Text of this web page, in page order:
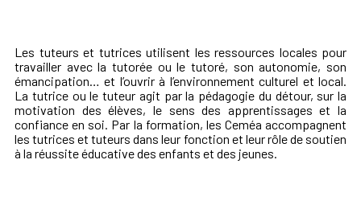
Les tuteurs et tutrices utilisent les ressources locales pour
travailler avec la tutorée ou le tutoré, son autonomie, son
émancipation… et l’ouvrir à l’environnement culturel et local.
La tutrice ou le tuteur agit par la pédagogie du détour, sur la
motivation des élèves, le sens des apprentissages et la
confiance en soi. Par la formation, les Ceméa accompagnent
les tutrices et tuteurs dans leur fonction et leur rôle de soutien
à la réussite éducative des enfants et des jeunes.